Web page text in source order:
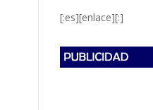
[:es][enlace][:]